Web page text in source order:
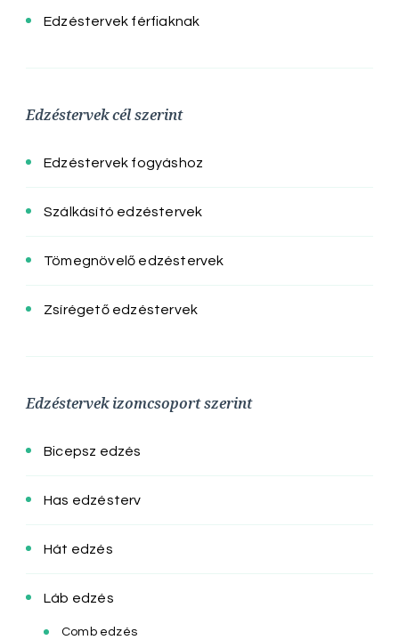
Edzéstervek férfiaknak
Edzéstervek cél szerint
Edzéstervek fogyáshoz
Szálkásító edzéstervek
Tömegnövelő edzéstervek
Zsírégető edzéstervek
Edzéstervek izomcsoport szerint
Bicepsz edzés
Has edzésterv
Hát edzés
Láb edzés
Comb edzés